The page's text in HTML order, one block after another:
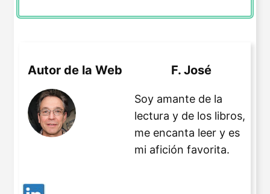
Autor de la Web F. José
Soy amante de la
lectura y de los libros,
me encanta leer y es
mi afición favorita.